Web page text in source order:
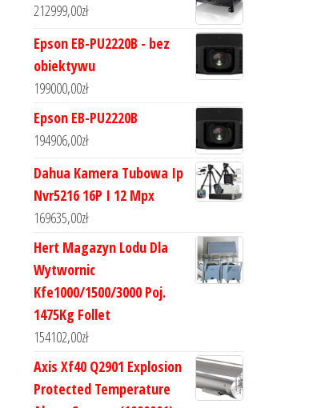
212999,00zł
Epson EB-PU2220B - bez
obiektywu
199000,00zł
Epson EB-PU2220B
194906,00zł
Dahua Kamera Tubowa Ip
Nvr5216 16P I 12 Mpx
169635,00zł
Hert Magazyn Lodu Dla
Wytwornic
Kfe1000/1500/3000 Poj.
1475Kg Follet
154102,00zł
Axis Xf40 Q2901 Explosion
Protected Temperature